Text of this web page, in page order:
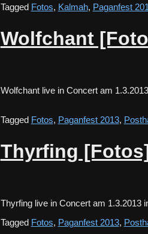
Tagged Fotos, Kalmah, Paganfest
Wolfchant
Wolfchant live in Concert am
Tagged Fotos, Paganfest 2013,
Thyrfing
Thyrfing live in Concert am
Tagged Fotos, Paganfest 2013,